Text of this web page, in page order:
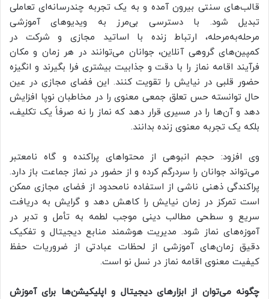
قالب‌های سنتی بیرون آمده و به یک تجربه چندرسانه‌ای تعاملی
تبدیل شود. با دسترسی بی‌مرز به ویدیوهای آموزشی
مرحله‌به‌مرحله، ارتباط زنده با اساتید مجازی و شرکت در
کمپین‌های گروهی آنلاین، جوانان می‌توانند در هر زمان و مکان
فرآیند اقامه نماز را با دقت و جذابیت بیشتری فرا بگیرند و انگیزه
حضور قلبی در نیایش را تقویت کنند. این فضای مجازی در عین
حال توانسته حس تعلق جمعی معنوی را در مخاطبان نوپا افزایش
دهد و آن‌ها را در مسیری قرار دهد که نماز را نه صرفاً یک تکلیف،
بلکه یک تجربه معنوی زنده بدانند.
وی افزود: حجم انبوهی از محتواهای پراکنده و گاه نامعتبر
می‌تواند جوانان را سردرگم کرده و از حضور در نماز جماعت باز دارد.
پراکندگی ذهنی ناشی از استفاده نامحدود از فضای مجازی ممکن
است تمرکز در زمان نیایش را کاهش دهد و گرایش به دریافت
سریع و سطحی مطالب دینی موجب لطمه به تأمل و تدبر در
آموزه‌های نماز شود. مدیریت هوشمند منابع دیجیتال و تفکیک
دقیق زمان‌های آموزشی از لحظات عبادتی از ضروریات حفظ
کیفیت معنوی اقامه نماز در نسل نو است.
چگونه می‌توان از ابزارهای دیجیتال و اپلیکیشن‌ها برای آموزش